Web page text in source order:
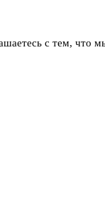
с тем, что